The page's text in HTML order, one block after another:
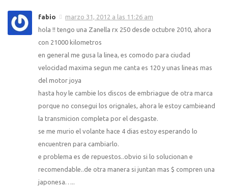
fabio
marzo 31, 2012 a las 11:26 am
hola !! tengo una Zanella rx 250 desde octubre 2010, ahora
con 21000 kilometros
en general me gusa la linea, es comodo para ciudad
velocidad maxima segun me canta es 120 y unas lineas mas
del motor joya
hasta hoy le cambie los discos de embriague de otra marca
porque no consegui los orignales, ahora le estoy cambieand
la transmicion completa por el desgaste.
se me murio el volante hace 4 dias estoy esperando lo
encuentren para cambiarlo.
e problema es de repuestos..obvio si lo solucionan e
recomendable..de otra manera si juntan mas $ compren una
japonesa…..